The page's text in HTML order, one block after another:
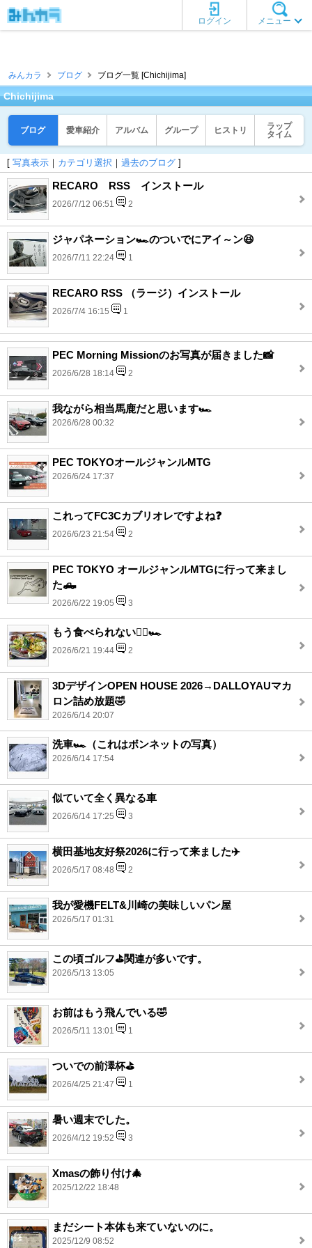
メニュー
ログイン
みんカラ ブログ ブログ一覧 [Chichijima]
Chichijima
ブログ 愛車紹介 アルバム グループ ヒストリ
ラップ
タイム
[ 写真表示 ｜ カテゴリ選択 ｜ 過去のブログ ]
RECARO RSS インストール
2026/7/12 06:51 2
ジャパネーション🏎️のついでにアイ～ン😆
2026/7/11 22:24 1
RECARO RSS （ラージ）インストール
2026/7/4 16:15 1
PEC Morning Missionのお写真が届きました📸
2026/6/28 18:14 2
我ながら相当馬鹿だと思います🏎️
2026/6/28 00:32
PEC TOKYOオールジャンルMTG
2026/6/24 17:37
これってFC3Cカブリオレですよね❓
2026/6/23 21:54 2
PEC TOKYO オールジャンルMTGに行って来まし
た🛻
2026/6/22 19:05 3
もう食べられない🙅‍♂️🏎️
2026/6/21 19:44 2
3DデザインOPEN HOUSE 2026→DALLOYAUマカ
ロン詰め放題🤣
2026/6/14 20:07
洗車🏎️（これはボンネットの写真）
2026/6/14 17:54
似ていて全く異なる車
2026/6/14 17:25 3
横田基地友好祭2026に行って来ました✈️
2026/5/17 08:48 2
我が愛機FELT&川崎の美味しいパン屋
2026/5/17 01:31
この頃ゴルフ⛳️関連が多いです。
2026/5/13 13:05
お前はもう飛んでいる🤣
2026/5/11 13:01 1
ついでの前澤杯⛳️
2026/4/25 21:47 1
暑い週末でした。
2026/4/12 19:52 3
Xmasの飾り付け🎄
2025/12/22 18:48
まだシート本体も来ていないのに。
2025/12/9 08:52